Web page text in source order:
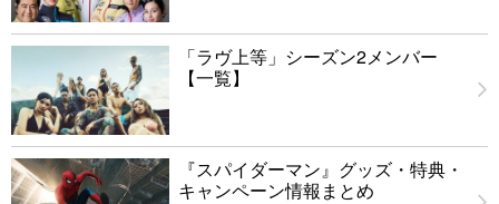
「ラヴ上等」シーズン2メンバー
【一覧】
『スパイダーマン』グッズ・特典・
キャンペーン情報まとめ